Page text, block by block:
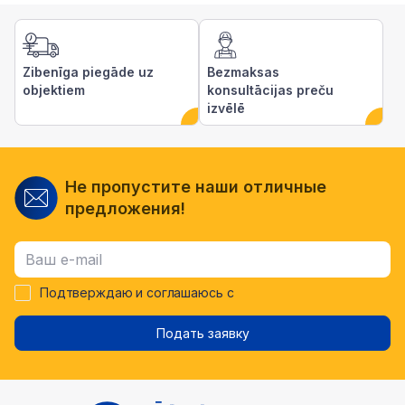
Zibenīga piegāde uz
objektiem
Bezmaksas
konsultācijas preču
izvēlē
Не пропустите наши отличные
предложения!
Подтверждаю и соглашаюсь с
Подать заявку